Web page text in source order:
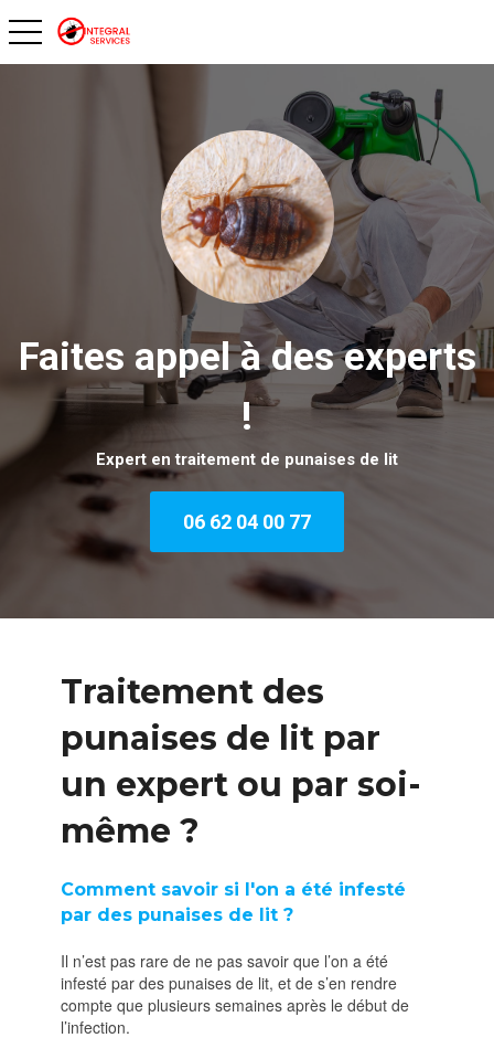
toggle navigation
Faites appel à des experts
!
Expert en traitement de punaises de lit
06 62 04 00 77
Traitement des
punaises de lit par
un expert ou par soi-
même ?
Comment savoir si l'on a été infesté
par des punaises de lit ?
Il n’est pas rare de ne pas savoir que l’on a été
infesté par des punaises de lit, et de s’en rendre
compte que plusieurs semaines après le début de
l’infection.